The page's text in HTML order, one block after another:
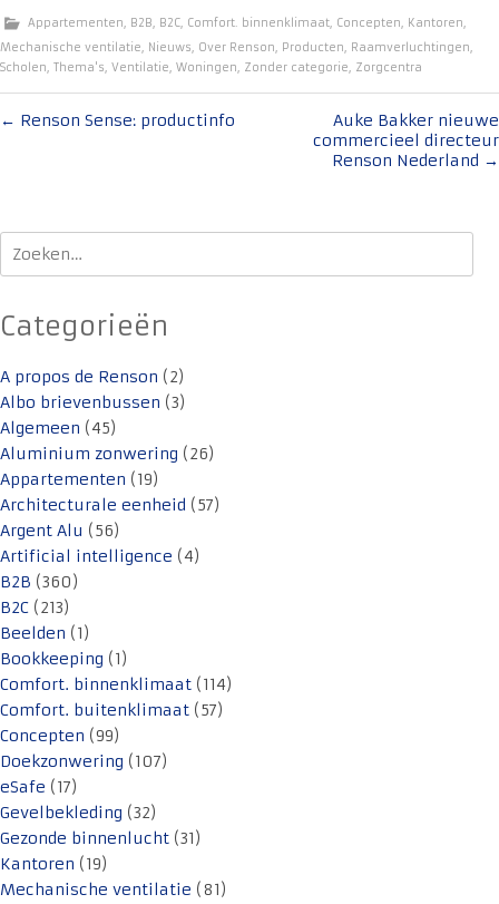
Appartementen, B2B, B2C, Comfort. binnenklimaat, Concepten, Kantoren,
Mechanische ventilatie, Nieuws, Over Renson, Producten, Raamverluchtingen,
Scholen, Thema's, Ventilatie, Woningen, Zonder categorie, Zorgcentra
Bericht
← Renson Sense: productinfo
Auke Bakker nieuwe
commercieel directeur
Renson Nederland →
Zoeken
naar:
Categorieën
A propos de Renson (2)
Albo brievenbussen (3)
Algemeen (45)
Aluminium zonwering (26)
Appartementen (19)
Architecturale eenheid (57)
Argent Alu (56)
Artificial intelligence (4)
B2B (360)
B2C (213)
Beelden (1)
Bookkeeping (1)
Comfort. binnenklimaat (114)
Comfort. buitenklimaat (57)
Concepten (99)
Doekzonwering (107)
eSafe (17)
Gevelbekleding (32)
Gezonde binnenlucht (31)
Kantoren (19)
Mechanische ventilatie (81)